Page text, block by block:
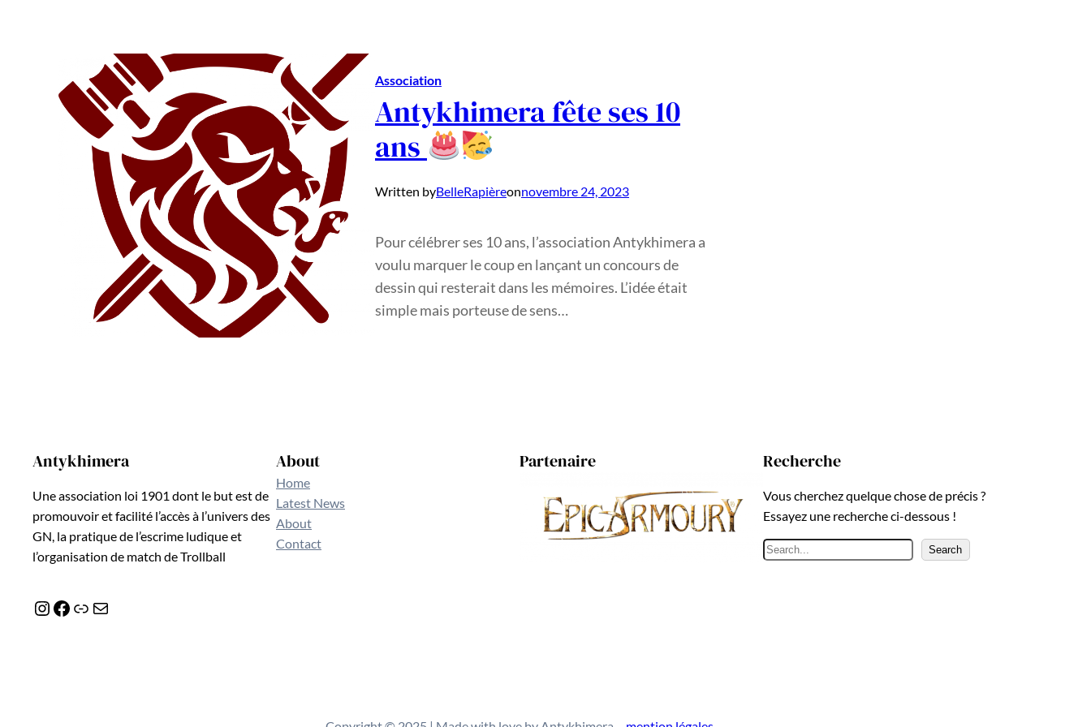
Association
Antykhimera fête ses 10
ans
Written byBelleRapièreonnovembre 24, 2023
Pour célébrer ses 10 ans, l’association Antykhimera a
voulu marquer le coup en lançant un concours de
dessin qui resterait dans les mémoires. L’idée était
simple mais porteuse de sens…
Antykhimera
Une association loi 1901 dont le but est de
promouvoir et facilité l’accès à l’univers des
GN, la pratique de l’escrime ludique et
l’organisation de match de Trollball
Instagram Facebook Lien E-mail
About
Home
Latest News
About
Contact
Partenaire Recherche
Vous cherchez quelque chose de précis ?
Essayez une recherche ci-dessous !
R
Search